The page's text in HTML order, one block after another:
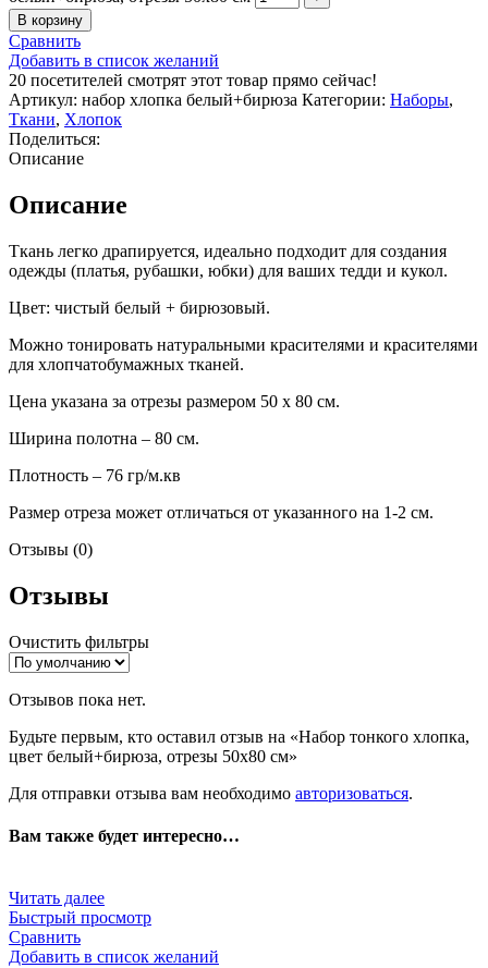
В корзину
Сравнить
Добавить в список желаний
20 посетителей смотрят этот товар прямо сейчас!
Артикул: набор хлопка белый+бирюза Категории: Наборы,
Ткани, Хлопок
Поделиться:
Описание
Описание
Ткань легко драпируется, идеально подходит для создания
одежды (платья, рубашки, юбки) для ваших тедди и кукол.
Цвет: чистый белый + бирюзовый.
Можно тонировать натуральными красителями и красителями
для хлопчатобумажных тканей.
Цена указана за отрезы размером 50 х 80 см.
Ширина полотна – 80 см.
Плотность – 76 гр/м.кв
Размер отреза может отличаться от указанного на 1-2 см.
Отзывы (0)
Отзывы
Очистить фильтры
Отзывов пока нет.
Будьте первым, кто оставил отзыв на «Набор тонкого хлопка,
цвет белый+бирюза, отрезы 50х80 см»
Для отправки отзыва вам необходимо авторизоваться.
Вам также будет интересно…
Читать далее
Быстрый просмотр
Сравнить
Добавить в список желаний